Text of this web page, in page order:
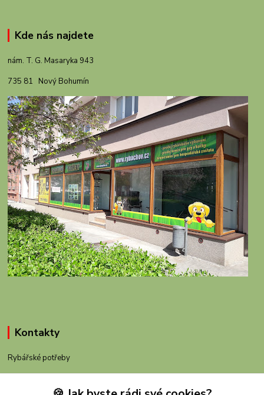
Kde nás najdete
nám. T. G. Masaryka 943
735 81 Nový Bohumín
Kontakty
Rybářské potřeby
+420 605 983 110